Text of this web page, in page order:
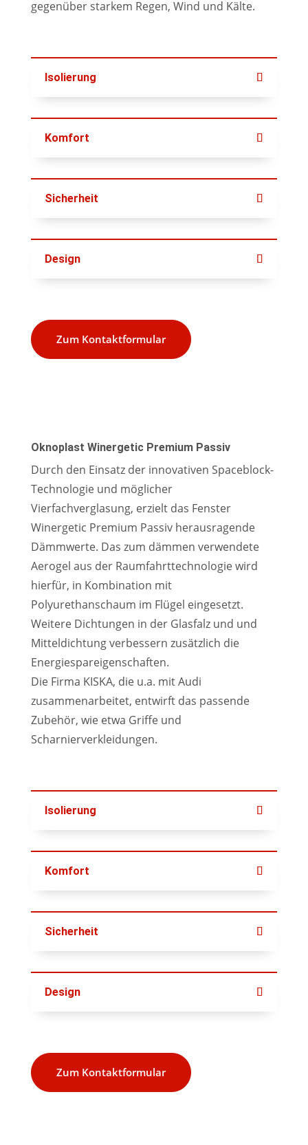
gegenüber starkem Regen, Wind und Kälte.
Isolierung
Komfort
Sicherheit
Design
Zum Kontaktformular
Oknoplast Winergetic Premium Passiv
Durch den Einsatz der innovativen Spaceblock-
Technologie und möglicher
Vierfachverglasung, erzielt das Fenster
Winergetic Premium Passiv herausragende
Dämmwerte. Das zum dämmen verwendete
Aerogel aus der Raumfahrttechnologie wird
hierfür, in Kombination mit
Polyurethanschaum im Flügel eingesetzt.
Weitere Dichtungen in der Glasfalz und und
Mitteldichtung verbessern zusätzlich die
Energiespareigenschaften.
Die Firma KISKA, die u.a. mit Audi
zusammenarbeitet, entwirft das passende
Zubehör, wie etwa Griffe und
Scharnierverkleidungen.
Isolierung
Komfort
Sicherheit
Design
Zum Kontaktformular